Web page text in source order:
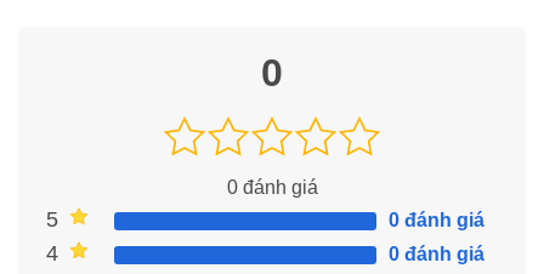
0
0đánh giá
5 0 đánh giá
4 0 đánh giá